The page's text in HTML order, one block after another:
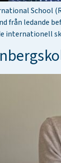
School
från ledande
internationell